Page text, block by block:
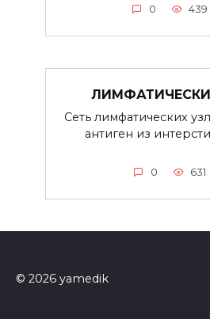
0 439
Сеть лимфатических
антиген из
0 631
© 2026 yamedik